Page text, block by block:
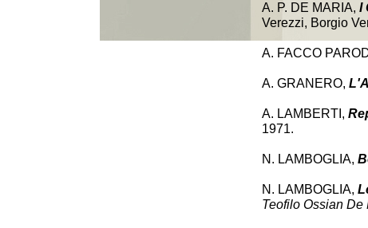
A. P. DE MARIA, I
Verezzi, Borgio
A. FACCO
A. GRANERO,
A. LAMBERTI,
1971.
N. LAMBOGLIA,
N. LAMBOGLIA,
Teofilo Ossian De